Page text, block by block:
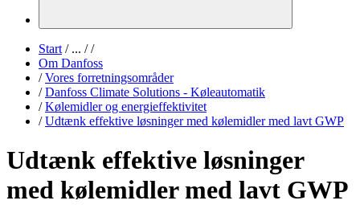
Start /... / /
Om Danfoss
/ Vores forretningsområder
/ Danfoss Climate Solutions - Køleautomatik
/ Kølemidler og energieffektivitet
/ Udtænk effektive løsninger med kølemidler med lavt GWP
Udtænk effektive løsninger
med kølemidler med lavt GWP